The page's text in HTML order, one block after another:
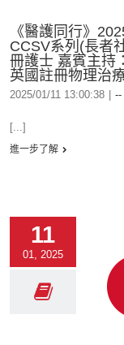
《醫護同行》
CCSV系列(長者
冊護士 嘉賓主持
英國註冊物理治
2025/01/11 13:00:38 --
[...]
進一步了解
11
01, 2025